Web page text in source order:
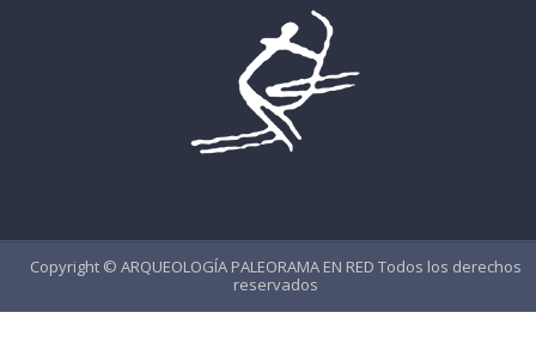
Copyright © ARQUEOLOGÍA PALEORAMA EN RED Todos los derechos
reservados